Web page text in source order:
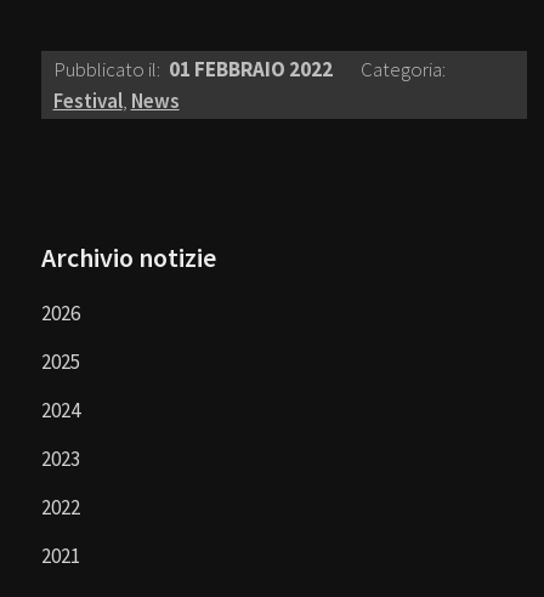
Pubblicato il: 01 FEBBRAIO 2022
Categoria:
Festival, News
Archivio notizie
2026
2025
2024
2023
2022
2021